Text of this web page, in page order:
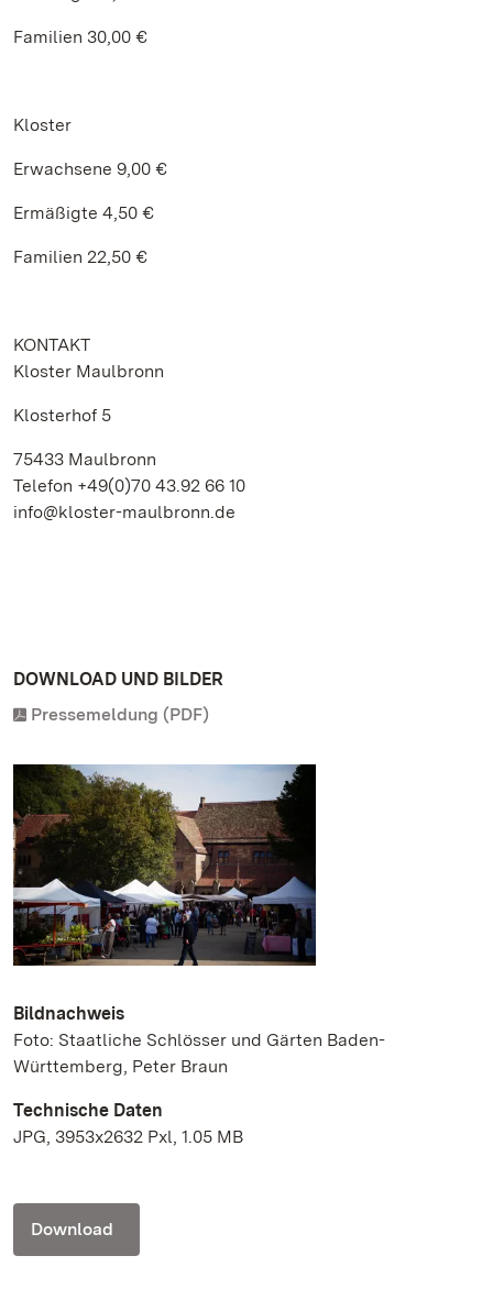
Familien 30,00 €
Kloster
Erwachsene 9,00 €
Ermäßigte 4,50 €
Familien 22,50 €
KONTAKT
Kloster Maulbronn
Klosterhof 5
75433 Maulbronn
Telefon +49(0)70 43.92 66 10
info@kloster-maulbronn.de
DOWNLOAD UND BILDER
Pressemeldung (PDF)
Bildnachweis
Foto: Staatliche Schlösser und Gärten Baden-
Württemberg, Peter Braun
Technische Daten
JPG, 3953x2632 Pxl, 1.05 MB
Download